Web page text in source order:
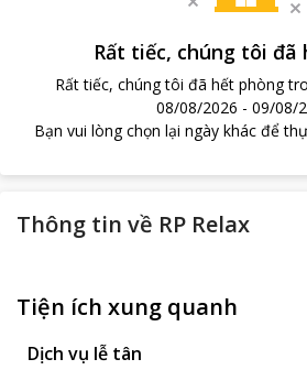
Rất tiếc, chúng tôi đã
Rất tiếc, chúng tôi đã hết phòng
08/08/2026 - 09/08/
Bạn vui lòng chọn lại ngày khác để
Thông tin về RP Relax
Tiện ích xung quanh
Dịch vụ lễ tân